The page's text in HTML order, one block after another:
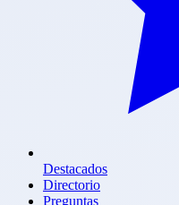
Destacados
Directorio
Preguntas